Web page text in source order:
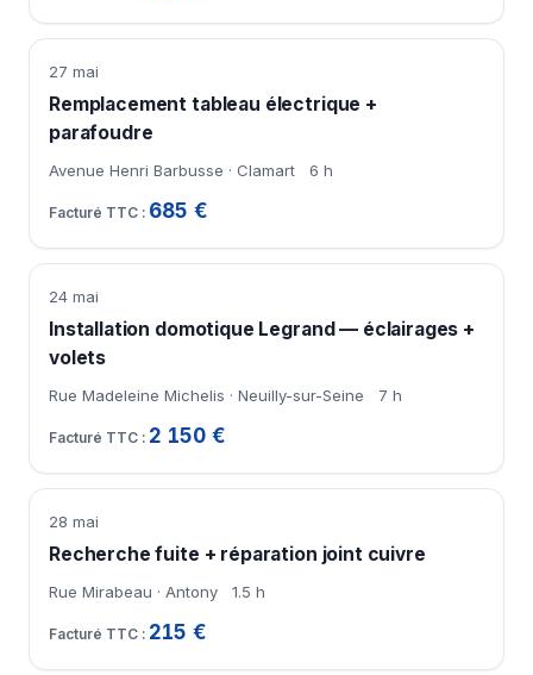
27 mai
Remplacement tableau électrique +
parafoudre
Avenue Henri Barbusse · Clamart 6 h
685 €
24 mai
Installation domotique Legrand — éclairages +
volets
Rue Madeleine Michelis · Neuilly-sur-Seine 7 h
2 150 €
28 mai
Recherche fuite + réparation joint cuivre
Rue Mirabeau · Antony 1.5 h
215 €